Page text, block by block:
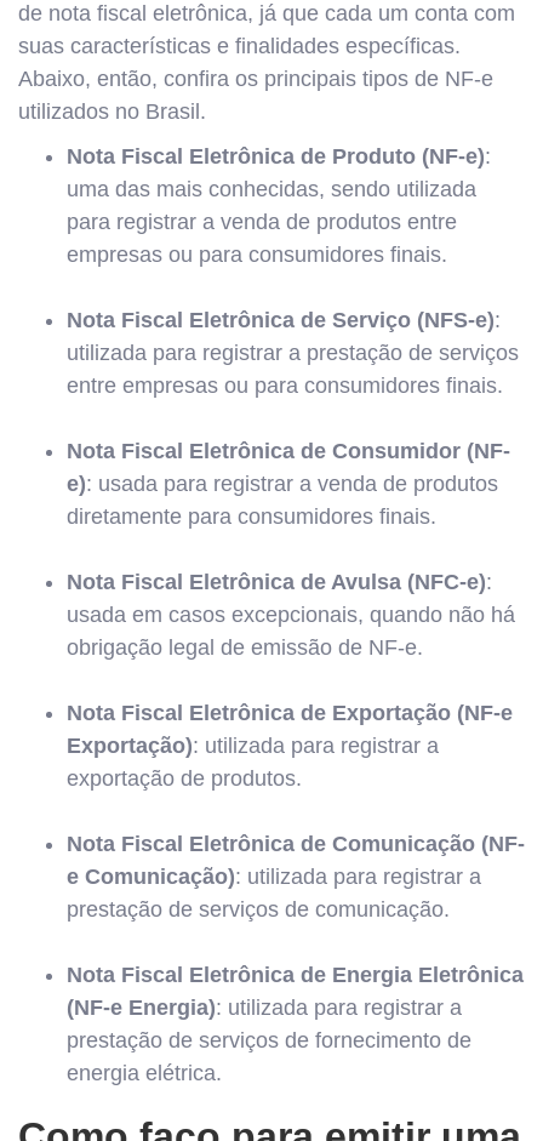
de nota fiscal eletrônica, já que cada um conta com
suas características e finalidades específicas.
Abaixo, então, confira os principais tipos de NF-e
utilizados no Brasil.
Nota Fiscal Eletrônica de Produto (NF-e):
uma das mais conhecidas, sendo utilizada
para registrar a venda de produtos entre
empresas ou para consumidores finais.
Nota Fiscal Eletrônica de Serviço (NFS-e):
utilizada para registrar a prestação de serviços
entre empresas ou para consumidores finais.
Nota Fiscal Eletrônica de Consumidor (NF-
e): usada para registrar a venda de produtos
diretamente para consumidores finais.
Nota Fiscal Eletrônica de Avulsa (NFC-e):
usada em casos excepcionais, quando não há
obrigação legal de emissão de NF-e.
Nota Fiscal Eletrônica de Exportação (NF-e
Exportação): utilizada para registrar a
exportação de produtos.
Nota Fiscal Eletrônica de Comunicação (NF-
e Comunicação): utilizada para registrar a
prestação de serviços de comunicação.
Nota Fiscal Eletrônica de Energia Eletrônica
(NF-e Energia): utilizada para registrar a
prestação de serviços de fornecimento de
energia elétrica.